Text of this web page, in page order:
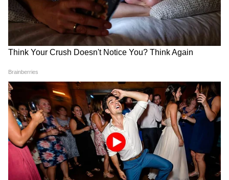
उनके फौलादी हौसले को देखा। यह रिश्ता किसी मजबूरी
या सहानुभूति पर नहीं, बल्कि बराबरी के सम्मान और गहरी
समझ की नींव पर खड़ा हुआ।
DOWNLOAD APP
Asianet News Hindi पर पढ़ें देशभर की सबसे ताज़ा
National News in Hindi, जो हम खास तौर पर
आपके लिए चुनकर लाते हैं। दुनिया की हलचल, अंतरराष्ट्रीय
घटनाएं और बड़े अपडेट — सब कुछ साफ, संक्षिप्त और
भरोसेमंद रूप में पाएं हमारीWorld News in Hindi
कवरेज में। अपने राज्य से जुड़ी खबरें, प्रशासनिक फैसले